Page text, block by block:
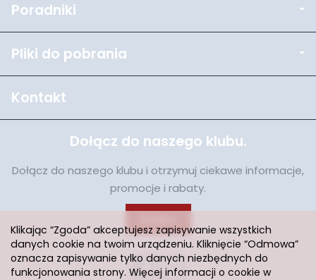
Poradniki
Pliki do pobrania
Kontakt
Dołącz do naszego klubu.
Dołącz do naszego klubu i otrzymuj ciekawe informacje,
promocje i rabaty.
Klikając “Zgoda” akceptujesz zapisywanie wszystkich
danych cookie na twoim urządzeniu. Kliknięcie “Odmowa”
oznacza zapisywanie tylko danych niezbędnych do
funkcjonowania strony. Więcej informacji o cookie w